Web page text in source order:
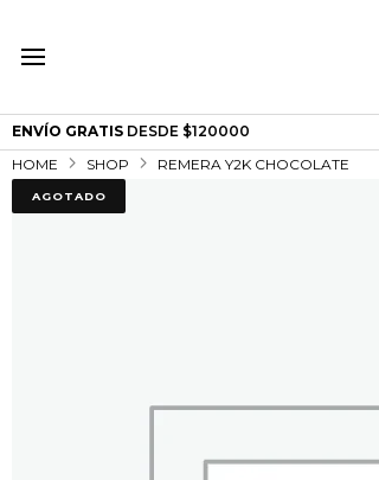
ENVÍO GRATIS DESDE $120000
HOME
SHOP REMERA Y2K CHOCOLATE
AGOTADO